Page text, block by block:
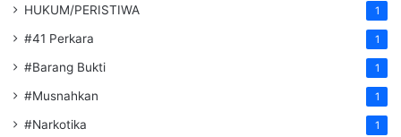
HUKUM/PERISTIWA 1
#41 Perkara 1
#Barang Bukti 1
#Musnahkan 1
#Narkotika 1